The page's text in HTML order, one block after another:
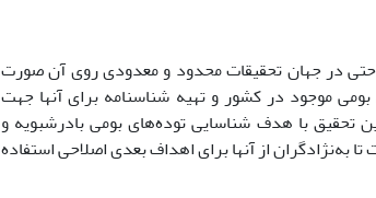
حتی در جهان تحقیقات محدود و معدودی روی آن صورت
موجود در کشور و تهیه شناسنامه برای آنها جهت
تحقیق با هدف شناسایی توده‌های بومی بادرشبویه و
به‌نژادگران از آنها برای اهداف بعدی اصلاحی استفاده